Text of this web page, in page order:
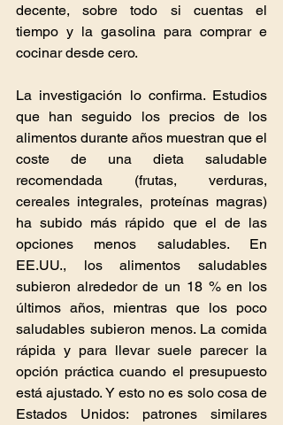
decente, sobre todo si cuentas el
tiempo y la gasolina para comprar e
cocinar desde cero.
La investigación lo confirma. Estudios
que han seguido los precios de los
alimentos durante años muestran que el
coste de una dieta saludable
recomendada (frutas, verduras,
cereales integrales, proteínas magras)
ha subido más rápido que el de las
opciones menos saludables. En
EE.UU., los alimentos saludables
subieron alrededor de un 18 % en los
últimos años, mientras que los poco
saludables subieron menos. La comida
rápida y para llevar suele parecer la
opción práctica cuando el presupuesto
está ajustado. Y esto no es solo cosa de
Estados Unidos: patrones similares